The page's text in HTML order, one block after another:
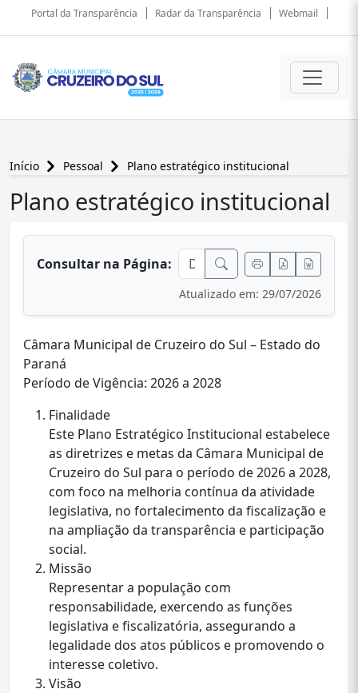
Portal da Transparência Radar da Transparência Webmail
Início Pessoal Plano estratégico institucional
conteúdo principal
Plano estratégico institucional
Consultar na Página:
Atualizado em: 29/07/2026
Câmara Municipal de Cruzeiro do Sul – Estado do
Paraná
Período de Vigência: 2026 a 2028
Finalidade
Este Plano Estratégico Institucional estabelece
as diretrizes e metas da Câmara Municipal de
Cruzeiro do Sul para o período de 2026 a 2028,
com foco na melhoria contínua da atividade
legislativa, no fortalecimento da fiscalização e
na ampliação da transparência e participação
social.
Missão
Representar a população com
responsabilidade, exercendo as funções
legislativa e fiscalizatória, assegurando a
legalidade dos atos públicos e promovendo o
interesse coletivo.
Visão